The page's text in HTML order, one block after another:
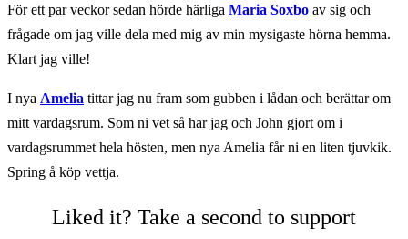
För ett par veckor sedan hörde härliga Maria Soxbo av sig och
frågade om jag ville dela med mig av min mysigaste hörna hemma.
Klart jag ville!
I nya Amelia tittar jag nu fram som gubben i lådan och berättar om
mitt vardagsrum. Som ni vet så har jag och John gjort om i
vardagsrummet hela hösten, men nya Amelia får ni en liten tjuvkik.
Spring å köp vettja.
Liked it? Take a second to support